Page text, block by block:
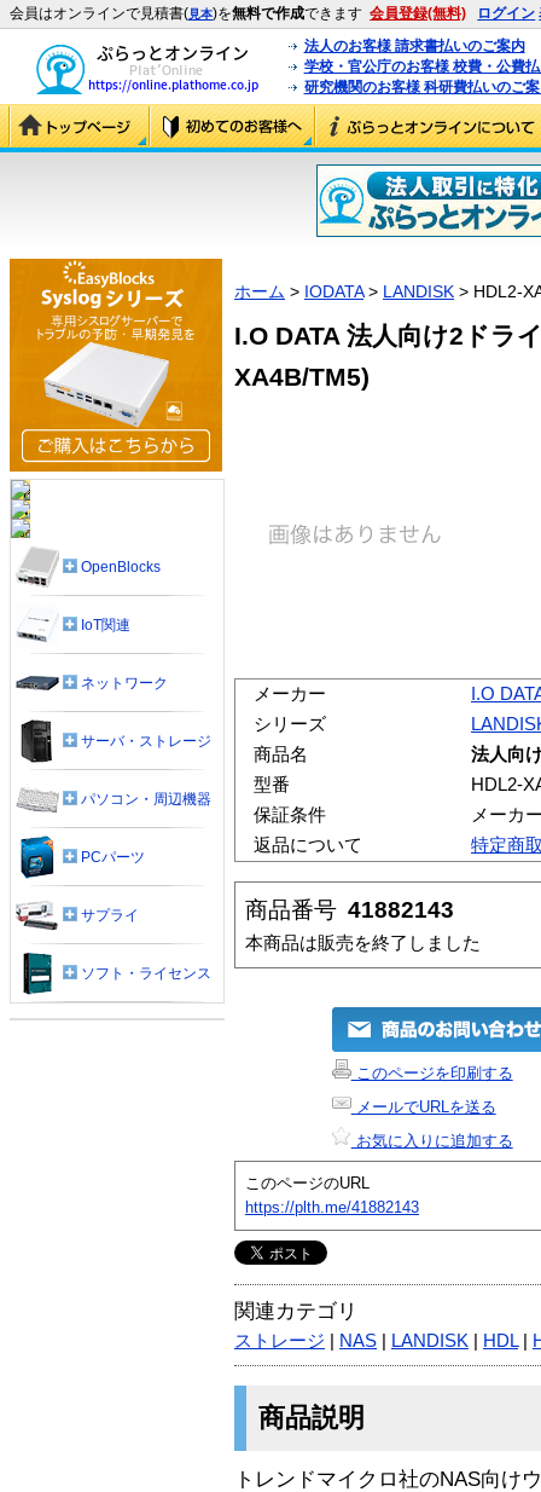
会員はオンラインで見積書(見本)を無料で作成できます 会員登録(無料) ログイン
法人のお客様 請求書払いのご案内
学校・官公庁のお客様 校費・公費
研究機関のお客様 科研費払いのご
ホーム > IODATA> LANDISK > HDL2-
I.O DATA 法人向け2ドラ
XA4B/TM5)
メーカー
I.O
シリーズ
商品名
法人向
型番
HDL2-
保証条件
メーカ
返品について
特定商
商品番号 41882143
本商品は販売を終了しました
このページを印刷する
メールでURLを送る
お気に入りに追加する
このページのURL
https://plth.me/41882143
関連カテゴリ
ストレージ NAS LANDISK HDL|
商品説明
トレンドマイクロ社のNAS向け
OpenBlocks
IoT関連
ネットワーク
サーバ・ストレージ
パソコン・周辺機器
PCパーツ
サプライ
ソフト・ライセンス